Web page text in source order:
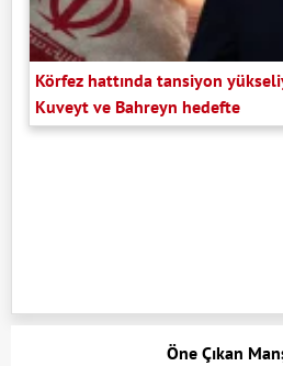
Körfez hattında tansiyon
Kuveyt ve Bahreyn hedefte
Öne Çıkan